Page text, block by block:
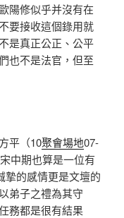
陽修似乎并沒有在
要接收這個錄用就
是真正公正、公平
也不是法官，但至
平（10聚會場地07-
中期也算是一位有
摯的感情更是文壇的
弟子之禮為其守
務都是很有結果